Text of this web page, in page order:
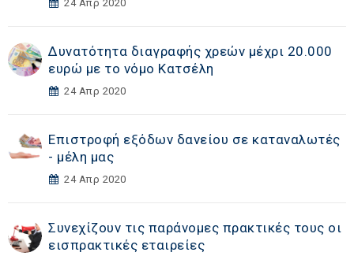
24 Απρ 2020
Δυνατότητα διαγραφής χρεών μέχρι 20.000
ευρώ με το νόμο Κατσέλη
24 Απρ 2020
Επιστροφή εξόδων δανείου σε καταναλωτές
- μέλη μας
24 Απρ 2020
Συνεχίζουν τις παράνομες πρακτικές τους οι
εισπρακτικές εταιρείες